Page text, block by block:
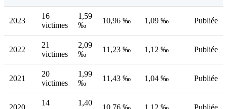
2023
16
victimes
1,59
‰
10,96 ‰ 1,09 ‰ Publiée
2022
21
victimes
2,09
‰
11,23 ‰ 1,12 ‰ Publiée
2021
20
victimes
1,99
‰
11,43 ‰ 1,04 ‰ Publiée
2020
14
1,40
10,76 ‰ 1,12 ‰ Publiée